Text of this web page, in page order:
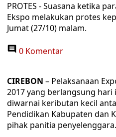
PROTES - Suasana ketika
Ekspo melakukan protes
Jumat (27/10) malam.
0 Komentar
CIREBON – Pelaksanaan
2017 yang berlangsung hari
diwarnai keributan kecil
Pendidikan Kabupaten dan
pihak panitia penyelenggara.